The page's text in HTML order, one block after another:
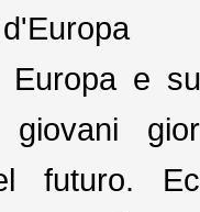
Europa e
futuro.